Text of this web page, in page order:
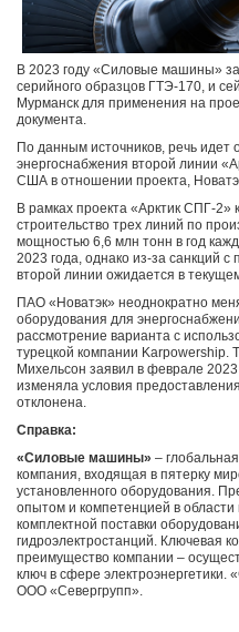
В 2023 году «Силовые машины»
серийного образцов ГТЭ-170, и
Мурманск для применения на
документа.
По данным источников, речь идет
энергоснабжения второй линии
США в отношении проекта,
В рамках проекта «Арктик СПГ-2»
строительство трех линий по
мощностью 6,6 млн тонн в год
2023 года, однако из-за санкций с
второй линии ожидается в
ПАО «Новатэк» неоднократно
оборудования для
рассмотрение варианта с
турецкой компании Karpowership.
Михельсон заявил в феврале
изменяла условия
отклонена.
Справка:
«Силовые машины» ‒
компания, входящая в пятерку
установленного оборудования.
опытом и компетенцией в области
комплектной поставки
гидроэлектростанций. Ключевая
преимущество компании ‒
ключ в сфере
ООО «Севергрупп».